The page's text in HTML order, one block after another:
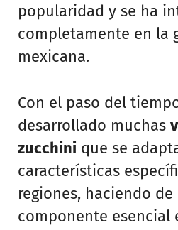
popularidad y se ha
completamente en la
mexicana.
Con el paso del
desarrollado muchas
zucchini que se
características
regiones, haciendo
componente esencial